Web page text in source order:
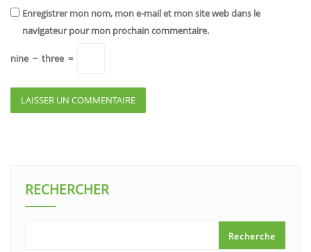
Enregistrer mon nom, mon e-mail et mon site web dans le
navigateur pour mon prochain commentaire.
nine − three =
RECHERCHER
Recherche